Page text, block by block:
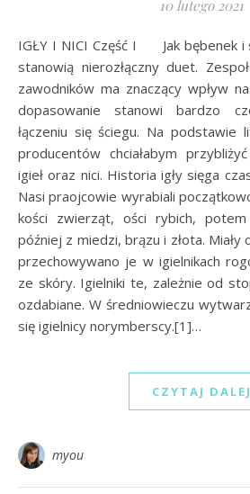
10 lutego 2021
IGŁY I NICI Część I Jak bębenek i stopka tak igła z nitką
stanowią nierozłączny duet.
zawodników ma znaczący wpływ
dopasowanie stanowi bardzo
łączeniu się ściegu. Na podstawie
producentów chciałabym
igieł oraz nici. Historia igły sięga
Nasi praojcowie wyrabiali
kości zwierząt, ości rybich,
później z miedzi, brązu i złota.
przechowywano je w igielnikach
ze skóry. Igielniki te, zależnie od
ozdabiane. W średniowieczu
się igielnicy norymberscy.[1]…
CZYTAJ DALEJ
myou